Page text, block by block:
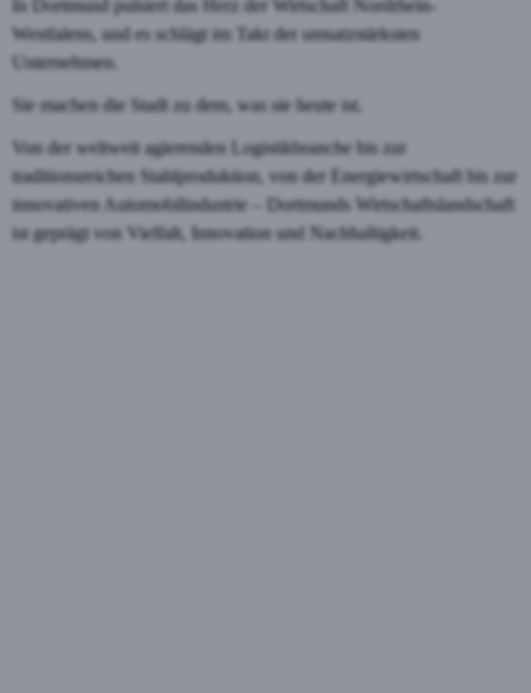
In Dortmund pulsiert das Herz der Wirtschaft Nordrhein-
Westfalens, und es schlägt im Takt der umsatzstärksten
Unternehmen.
Sie machen die Stadt zu dem, was sie heute ist.
Von der weltweit agierenden Logistikbranche bis zur
traditionsreichen Stahlproduktion, von der Energiewirtschaft bis zur
innovativen Automobilindustrie – Dortmunds Wirtschaftslandschaft
ist geprägt von Vielfalt, Innovation und Nachhaltigkeit.